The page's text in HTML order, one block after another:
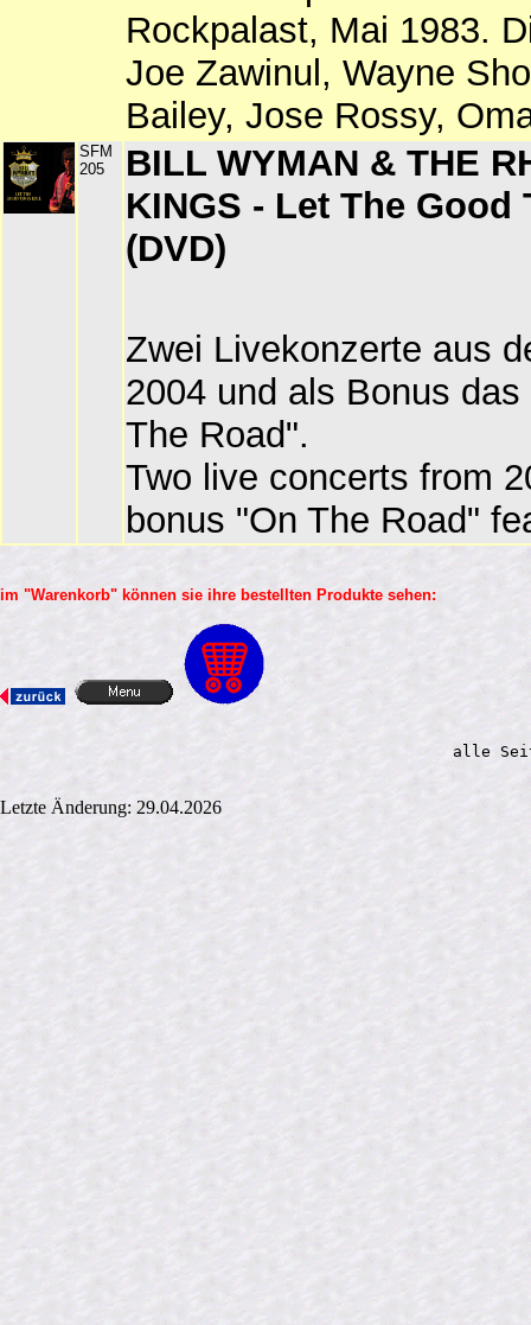
Rockpalast, Mai 1983.
Joe Zawinul, Wayne
Bailey, Jose Rossy,
SFM
205
BILL WYMAN & THE
KINGS - Let The Good
(DVD)
Zwei Livekonzerte aus
2004 und als Bonus
The Road".
Two live concerts from
bonus "On The Road"
im "Warenkorb" können sie ihre bestellten Produkte sehen:
alle
Letzte Änderung: 29.04.2026